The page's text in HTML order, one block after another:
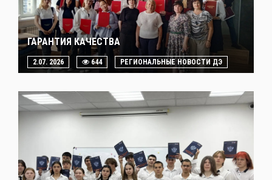
ГАРАНТИЯ КАЧЕСТВА
2.07. 2026 644 РЕГИОНАЛЬНЫЕ НОВОСТИ ДЭ